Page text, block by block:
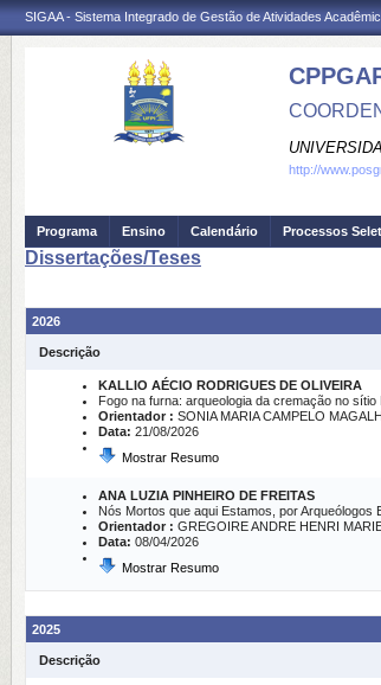
SIGAA - Sistema Integrado de Gestão de Atividades
http://
Programa Ensino Calendário Processos
Dissertações/Teses
2026
Descrição
KALLIO AÉCIO RODRIGUES DE OLIVEIRA
Fogo na furna: arqueologia da cremação no sítio
Orientador : SONIA MARIA CAMPELO
Data: 21/08/2026
Mostrar Resumo
ANA LUZIA PINHEIRO DE FREITAS
Nós Mortos que aqui Estamos, por
Orientador : GREGOIRE ANDRE HENRI
Data: 08/04/2026
Mostrar Resumo
2025
Descrição